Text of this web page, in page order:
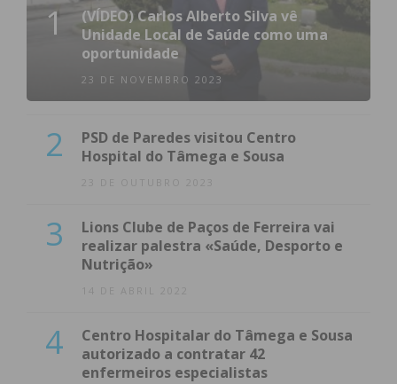
1
(VÍDEO) Carlos Alberto Silva vê
Unidade Local de Saúde como uma
oportunidade
23 DE NOVEMBRO 2023
2
PSD de Paredes visitou Centro
Hospital do Tâmega e Sousa
23 DE OUTUBRO 2023
3
Lions Clube de Paços de Ferreira vai
realizar palestra «Saúde, Desporto e
Nutrição»
14 DE ABRIL 2022
4
Centro Hospitalar do Tâmega e Sousa
autorizado a contratar 42
enfermeiros especialistas